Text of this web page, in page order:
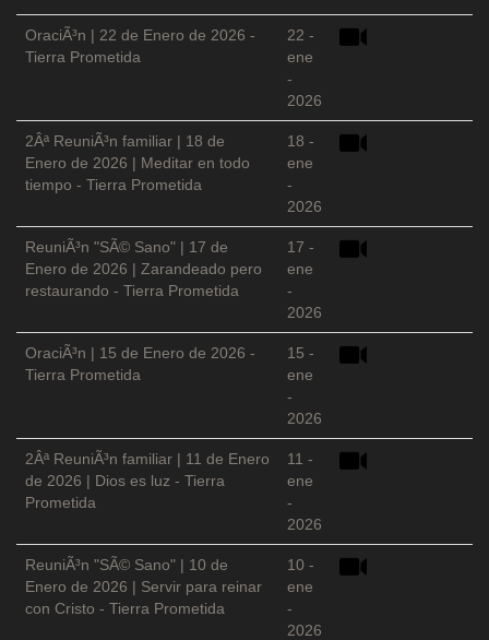
OraciÃ³n | 22 de Enero de 2026 -
Tierra Prometida
22 -
ene
-
2026
2Âª ReuniÃ³n familiar | 18 de
Enero de 2026 | Meditar en todo
tiempo - Tierra Prometida
18 -
ene
-
2026
ReuniÃ³n "SÃ© Sano" | 17 de
Enero de 2026 | Zarandeado pero
restaurando - Tierra Prometida
17 -
ene
-
2026
OraciÃ³n | 15 de Enero de 2026 -
Tierra Prometida
15 -
ene
-
2026
2Âª ReuniÃ³n familiar | 11 de Enero
de 2026 | Dios es luz - Tierra
Prometida
11 -
ene
-
2026
ReuniÃ³n "SÃ© Sano" | 10 de
Enero de 2026 | Servir para reinar
con Cristo - Tierra Prometida
10 -
ene
-
2026